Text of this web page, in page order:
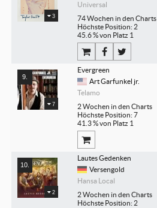
3
Universal
74 Wochen in den Charts
Höchste Position: 2
45.6 % von Platz 1
7
Evergreen
Art Garfunkel jr.
Telamo
2 Wochen in den Charts
Höchste Position: 7
41.3 % von Platz 1
2
Lautes Gedenken
Versengold
Hansa Local
2 Wochen in den Charts
Höchste Position: 2